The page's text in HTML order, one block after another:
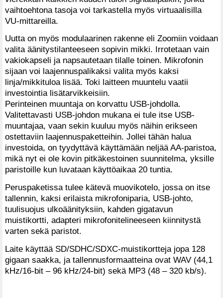
vaihtoehtona tasoja voi tarkastella myös virtuaalisilla
VU-mittareilla.
Uutta on myös modulaarinen rakenne eli Zoomiin voidaan
valita äänitystilanteeseen sopivin mikki. Irrotetaan vain
vakiokapseli ja napsautetaan tilalle toinen. Mikrofonin
sijaan voi laajennuspalikaksi valita myös kaksi
linja/mikkituloa lisää. Toki laitteen muuntelu vaatii
investointia lisätarvikkeisiin.
Perinteinen muuntaja on korvattu USB-johdolla.
Valitettavasti USB-johdon mukana ei tule itse USB-
muuntajaa, vaan sekin kuuluu myös näihin erikseen
ostettaviin laajennuspaketteihin. Jollei tähän halua
investoida, on tyydyttävä käyttämään neljää AA-paristoa,
mikä nyt ei ole kovin pitkäkestoinen suunnitelma, yksille
paristoille kun luvataan käyttöaikaa 20 tuntia.
Peruspaketissa tulee kätevä muovikotelo, jossa on itse
tallennin, kaksi erilaista mikrofoniparia, USB-johto,
tuulisuojus ulkoäänityksiin, kahden gigatavun
muistikortti, adapteri mikrofonitelineeseen kiinnitystä
varten sekä paristot.
Laite käyttää SD/SDHC/SDXC-muistikortteja jopa 128
gigaan saakka, ja tallennusformaatteina ovat WAV (44,1
kHz/16-bit – 96 kHz/24-bit) sekä MP3 (48 – 320 kb/s).